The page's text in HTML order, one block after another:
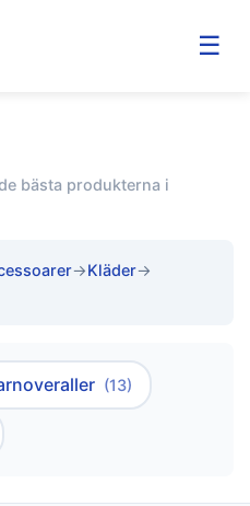
☰
bästa produkterna i
→Kläder→
(13)